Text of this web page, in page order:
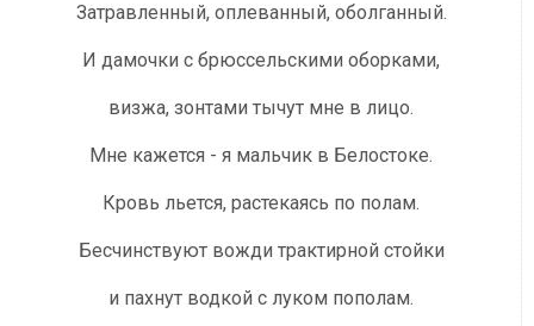
Затравленный, оплеванный, оболганный.
И дамочки с брюссельскими оборками,
визжа, зонтами тычут мне в лицо.
Мне кажется - я мальчик в Белостоке.
Кровь льется, растекаясь по полам.
Бесчинствуют вожди трактирной стойки
и пахнут водкой с луком пополам.